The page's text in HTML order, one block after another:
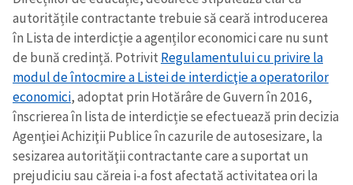
SUSȚINE
autoritățile contractante trebuie să ceară introducerea
în Lista de interdicție a agenților economici care nu sunt
de bună credință. Potrivit Regulamentului cu privire la
modul de întocmire a Listei de interdicţie a operatorilor
economici, adoptat prin Hotărâre de Guvern în 2016,
înscrierea în lista de interdicție se efectuează prin decizia
Agenţiei Achiziţii Publice în cazurile de autosesizare, la
sesizarea autorităţii contractante care a suportat un
prejudiciu sau căreia i-a fost afectată activitatea ori la